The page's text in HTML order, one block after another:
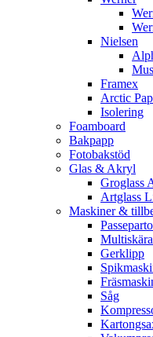
Nielsen
Framex
Arctic
Isolering
Foamboard
Bakpapp
Fotobakstöd
Glas & Akryl
Groglass
Artglass
Maskiner &
Gerklipp
Såg